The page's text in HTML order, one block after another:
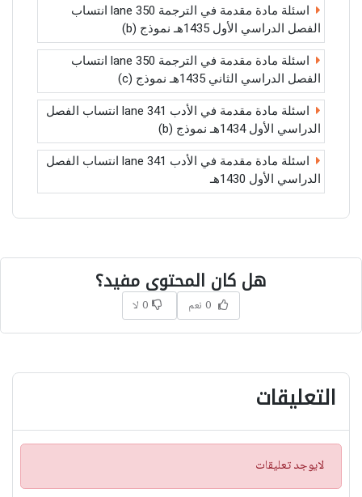
اسئلة مادة مقدمة في الترجمة lane 350 انتساب
الفصل الدراسي الأول 1435هـ نموذج (b)
اسئلة مادة مقدمة في الترجمة lane 350 انتساب
الفصل الدراسي الثاني 1435هـ نموذج (c)
اسئلة مادة مقدمة في الأدب lane 341 انتساب الفصل
الدراسي الأول 1434هـ نموذج (b)
اسئلة مادة مقدمة في الأدب lane 341 انتساب الفصل
الدراسي الأول 1430هـ
هل كان المحتوى مفيد؟
0 نعم 0 لا
التعليقات
ت
ن
لايوجد تعليقات